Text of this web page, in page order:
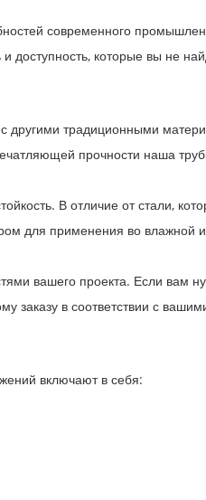
современного
доступность, которые вы не
другими традиционными
прочности наша
В отличие от стали,
для применения во влажной
вашего проекта. Если вам
заказу в соответствии с
включают в себя: